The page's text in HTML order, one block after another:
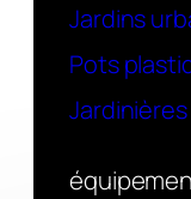
Jardins
Pots
Jardinières